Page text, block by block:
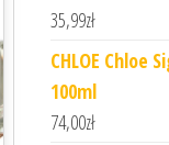
35,99zł
CHLOE Chloe
100ml
74,00zł